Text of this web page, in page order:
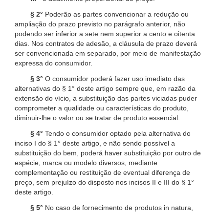
§ 2° Poderão as partes convencionar a redução ou
ampliação do prazo previsto no parágrafo anterior, não
podendo ser inferior a sete nem superior a cento e oitenta
dias. Nos contratos de adesão, a cláusula de prazo deverá
ser convencionada em separado, por meio de manifestação
expressa do consumidor.
§ 3° O consumidor poderá fazer uso imediato das
alternativas do § 1° deste artigo sempre que, em razão da
extensão do vício, a substituição das partes viciadas puder
comprometer a qualidade ou características do produto,
diminuir-lhe o valor ou se tratar de produto essencial.
§ 4° Tendo o consumidor optado pela alternativa do
inciso I do § 1° deste artigo, e não sendo possível a
substituição do bem, poderá haver substituição por outro de
espécie, marca ou modelo diversos, mediante
complementação ou restituição de eventual diferença de
preço, sem prejuízo do disposto nos incisos II e III do § 1°
deste artigo.
§ 5° No caso de fornecimento de produtos in natura,